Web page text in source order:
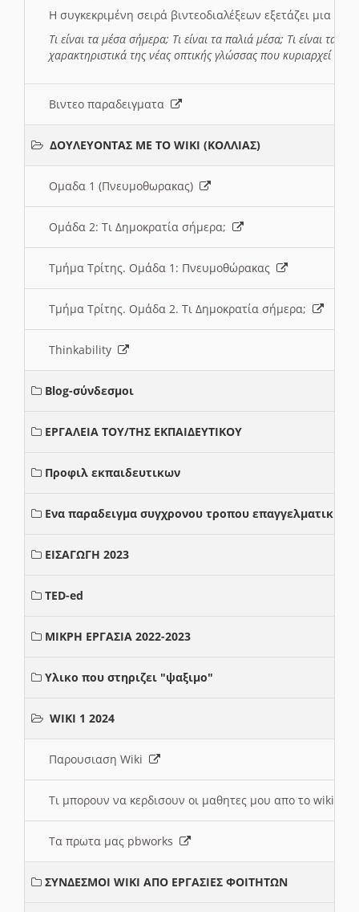
Η συγκεκριμένη σειρά βιντεοδιαλέξεων εξετάζει μια
Τι είναι τα μέσα σήμερα; Τι είναι τα παλιά μέσα; Τι είναι τα
χαρακτηριστικά της νέας οπτικής γλώσσας που κυριαρχεί
Βιντεο παραδειγματα
ΔΟΥΛΕΥΟΝΤΑΣ ΜΕ ΤΟ WIKI (ΚΟΛΛΙΑΣ)
Ομαδα 1 (Πνευμοθωρακας)
Ομάδα 2: Τι Δημοκρατία σήμερα;
Τμήμα Τρίτης. Ομάδα 1: Πνευμοθώρακας
Τμήμα Τρίτης. Ομάδα 2. Τι Δημοκρατία σήμερα;
Thinkability
Blog-σύνδεσμοι
ΕΡΓΑΛΕΙΑ ΤΟΥ/ΤΗΣ ΕΚΠΑΙΔΕΥΤΙΚΟΥ
Προφιλ εκπαιδευτικων
Ενα παραδειγμα συγχρονου τροπου επαγγελματικης
ΕΙΣΑΓΩΓΗ 2023
TED-ed
ΜΙΚΡΗ ΕΡΓΑΣΙΑ 2022-2023
Υλικο που στηριζει "ψαξιμο"
WIKI 1 2024
Παρουσιαση Wiki
Τι μπορουν να κερδισουν οι μαθητες μου απο το wiki
Τα πρωτα μας pbworks
ΣΥΝΔΕΣΜΟΙ WIKI ΑΠΟ ΕΡΓΑΣΙΕΣ ΦΟΙΤΗΤΩΝ